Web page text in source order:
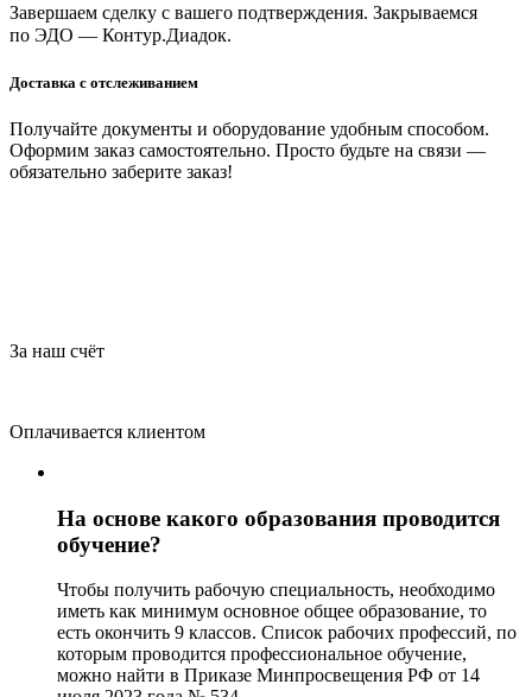
Завершаем сделку с вашего подтверждения. Закрываемся
по ЭДО — Контур.Диадок.
Доставка с отслеживанием
Получайте документы и оборудование удобным способом.
Оформим заказ самостоятельно. Просто будьте на связи —
обязательно заберите заказ!
За наш счёт
Оплачивается клиентом
На основе какого образования проводится
обучение?
Чтобы получить рабочую специальность, необходимо
иметь как минимум основное общее образование, то
есть окончить 9 классов. Список рабочих профессий, по
которым проводится профессиональное обучение,
можно найти в Приказе Минпросвещения РФ от 14